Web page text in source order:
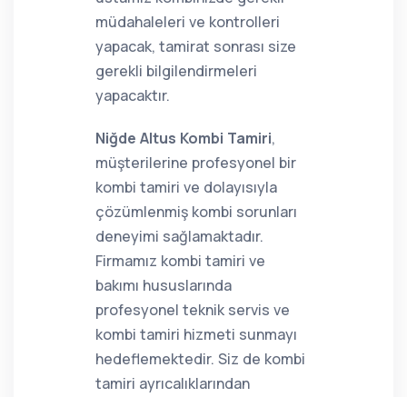
müdahaleleri ve kontrolleri
yapacak, tamirat sonrası size
gerekli bilgilendirmeleri
yapacaktır.
Niğde Altus Kombi Tamiri,
müşterilerine profesyonel bir
kombi tamiri ve dolayısıyla
çözümlenmiş kombi sorunları
deneyimi sağlamaktadır.
Firmamız kombi tamiri ve
bakımı hususlarında
profesyonel teknik servis ve
kombi tamiri hizmeti sunmayı
hedeflemektedir. Siz de kombi
tamiri ayrıcalıklarından